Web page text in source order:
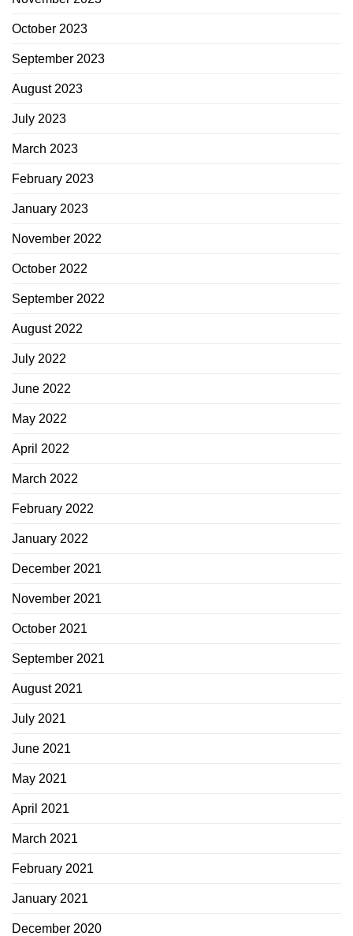
October 2023
September 2023
August 2023
July 2023
March 2023
February 2023
January 2023
November 2022
October 2022
September 2022
August 2022
July 2022
June 2022
May 2022
April 2022
March 2022
February 2022
January 2022
December 2021
November 2021
October 2021
September 2021
August 2021
July 2021
June 2021
May 2021
April 2021
March 2021
February 2021
January 2021
December 2020